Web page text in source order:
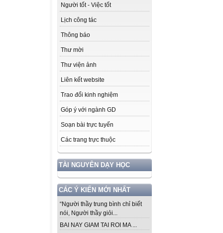
Người tốt - Việc tốt
Lịch công tác
Thông báo
Thư mời
Thư viện ảnh
Liên kết website
Trao đổi kinh nghiệm
Góp ý với ngành GD
Soạn bài trực tuyến
Các trang trực thuộc
TÀI NGUYÊN DẠY HỌC
CÁC Ý KIẾN MỚI NHẤT
“Người thầy trung bình chỉ biết
nói, Người thầy giỏi...
BAI NAY GIAM TAI ROI MA ...